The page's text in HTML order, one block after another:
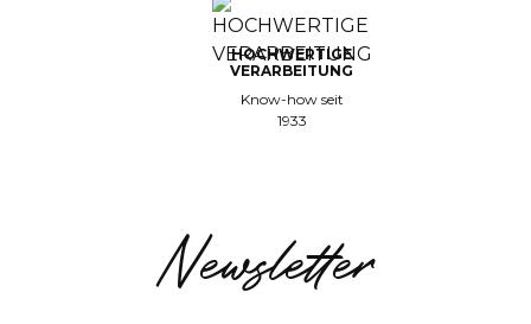
HOCHWERTIGE
VERARBEITUNG
Know-how seit
1933
Newsletter